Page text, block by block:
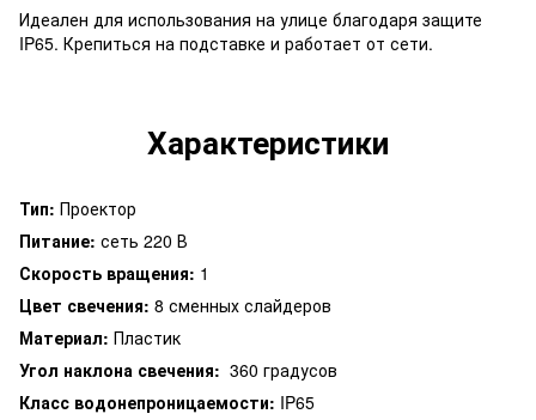
Идеален для использования на улице благодаря защите
IP65. Крепиться на подставке и работает от сети.
Характеристики
Тип: Проектор
Питание: сеть 220 В
Скорость вращения: 1
Цвет свечения: 8 сменных слайдеров
Материал: Пластик
Угол наклона свечения: 360 градусов
Класс водонепроницаемости: IP65